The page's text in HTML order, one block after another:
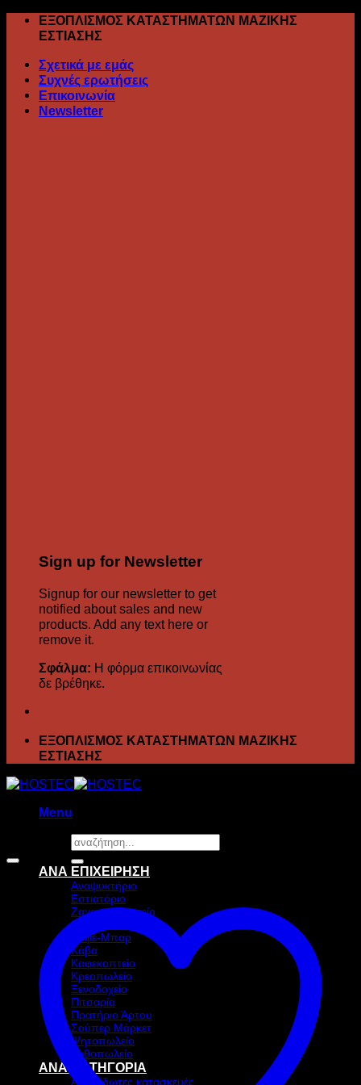
Skip
ΕΞΟΠΛΙΣΜΟΣ ΚΑΤΑΣΤΗΜΑΤΩΝ ΜΑΖΙΚΗΣ
ΕΣΤΙΑΣΗΣ
Σχετικά με εμάς
Συχνές ερωτήσεις
Επικοινωνία
Newsletter
Sign up for Newsletter
Signup for our newsletter to get
notified about sales and new
products. Add any text here or
remove it.
Σφάλμα: Η φόρμα επικοινωνίας
δε βρέθηκε.
ΕΞΟΠΛΙΣΜΟΣ ΚΑΤΑΣΤΗΜΑΤΩΝ ΜΑΖΙΚΗΣ
ΕΣΤΙΑΣΗΣ
Menu
Αναζήτηση
για:
ΑΝΑ ΕΠΙΧΕΙΡΗΣΗ
Αναψυκτήριο
Εστιατόριο
Ζαχαροπλαστείο
Ιχθυοπωλείο
Καφέ-Μπαρ
Κάβα
Καφεκοπτείο
Κρεοπωλείο
Ξενοδοχείο
Πιτσαρία
Πρατήριο Άρτου
Σούπερ Μάρκετ
Ψητοπωλείο
Ανθοπωλείο
ΑΝΑ ΚΑΤΗΓΟΡΙΑ
Ανοξείδωτες κατασκευές